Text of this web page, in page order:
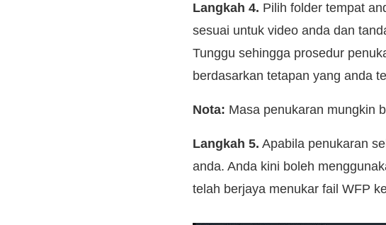
Langkah 4. Pilih folder tempat
sesuai untuk video anda dan
Tunggu sehingga prosedur
berdasarkan tetapan yang anda
Nota: Masa penukaran mungkin
Langkah 5. Apabila penukaran
anda. Anda kini boleh
telah berjaya menukar fail WFP